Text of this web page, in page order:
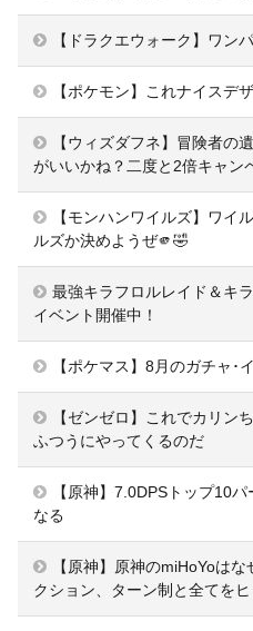
【ドラクエウォーク】ワン
【ポケモン】これナイスデ
【ウィズダフネ】冒険者の
がいいかね？二度と2倍キャン
【モンハンワイルズ】ワイ
ルズか決めようぜ🫵🤣
最強キラフロルレイド＆キ
イベント開催中！
【ポケマス】8月のガチャ･
【ゼンゼロ】これでカリン
ふつうにやってくるのだ
【原神】7.0DPSトップ10
なる
【原神】原神のmiHoYoは
クション、ターン制と全てを